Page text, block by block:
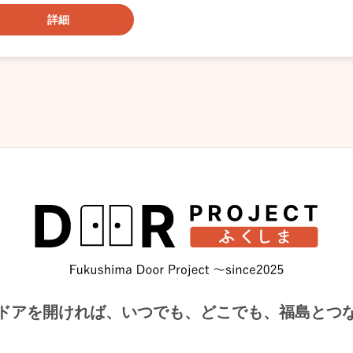
詳細
アを開ければ、 いつでも、どこでも、福島とつ